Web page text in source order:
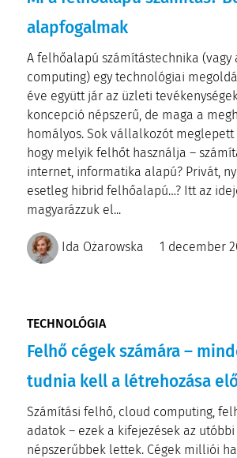
alapfogalmak
A felhőalapú számítástechnika (vagy
computing) egy technológiai
éve együtt jár az üzleti
koncepció népszerű, de maga a
homályos. Sok vállalkozót meglepett
hogy melyik felhőt használja –
internet, informatika alapú? Privát,
esetleg hibrid felhőalapú…? Itt az
magyarázzuk el...
Ida Ożarowska 1 december
TECHNOLÓGIA
Felhő cégek számára –
tudnia kell a létrehozása
Számítási felhő, cloud computing,
adatok – ezek a kifejezések az
népszerűbbek lettek. Cégek milliói